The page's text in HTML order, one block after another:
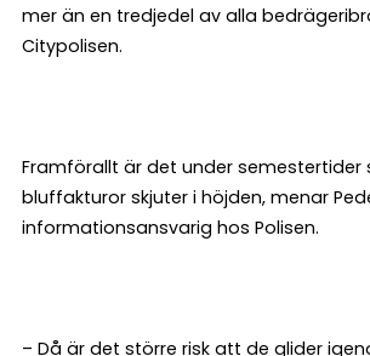
mer än en tredjedel av alla
Citypolisen.
Framförallt är det under semestertider
bluffakturor skjuter i höjden, menar
informationsansvarig hos Polisen.
– Då är det större risk att de glider